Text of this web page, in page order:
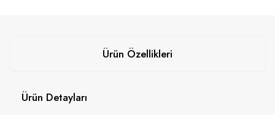
Ürün Özellikleri
Ürün Detayları